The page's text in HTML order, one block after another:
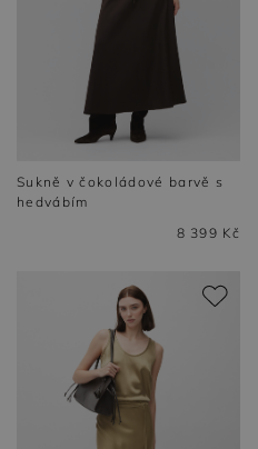
Sukně v čokoládové barvě s
hedvábím
8 399 Kč